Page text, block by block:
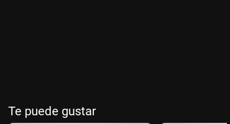
Te puede gustar